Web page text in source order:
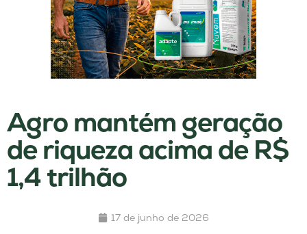
Agro mantém geração
de riqueza acima de R$
1,4 trilhão
17 de junho de 2026